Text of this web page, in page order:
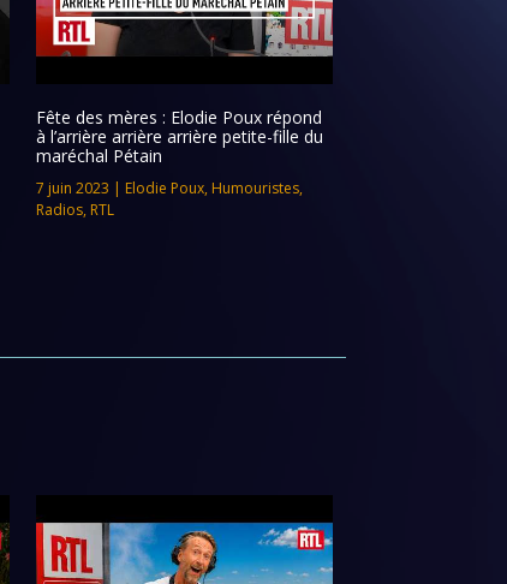
Fête des mères : Elodie Poux répond
à l’arrière arrière arrière petite-fille du
maréchal Pétain
7 juin 2023 | Elodie Poux, Humouristes,
Radios, RTL